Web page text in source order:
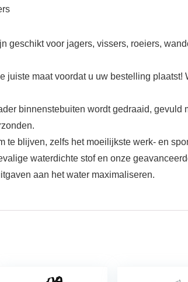
geschikt voor jagers, vissers, roeiers,
juiste maat voordat u uw bestelling
binnenstebuiten wordt gedraaid,
te blijven, zelfs het moeilijkste werk- en
waterdichte stof en onze
aan het water maximaliseren.